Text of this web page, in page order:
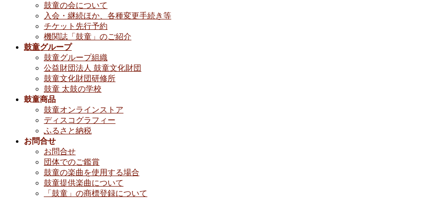
鼓童の会について
入会・継続ほか、各種変更手続き等
チケット先行予約
機関誌「鼓童」のご紹介
鼓童グループ
鼓童グループ組織
公益財団法人 鼓童文化財団
鼓童文化財団研修所
鼓童 太鼓の学校
鼓童商品
鼓童オンラインストア
ディスコグラフィー
ふるさと納税
お問合せ
お問合せ
団体でのご鑑賞
鼓童の楽曲を使用する場合
鼓童提供楽曲について
「鼓童」の商標登録について